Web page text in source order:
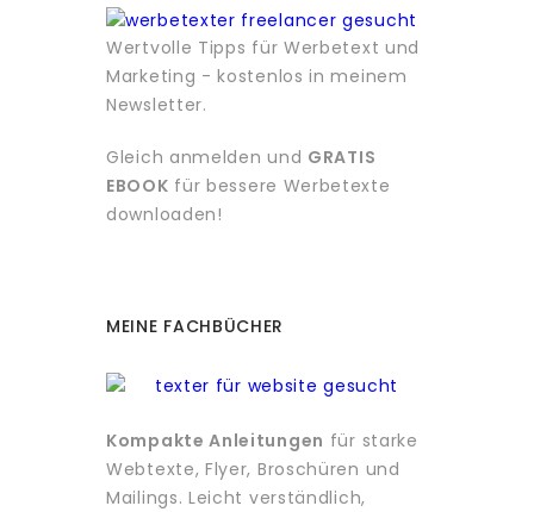
Wertvolle Tipps für Werbetext und
Marketing - kostenlos in meinem
Newsletter.
Gleich anmelden und GRATIS
EBOOK für bessere Werbetexte
downloaden!
MEINE FACHBÜCHER
Kompakte Anleitungen für starke
Webtexte, Flyer, Broschüren und
Mailings. Leicht verständlich,